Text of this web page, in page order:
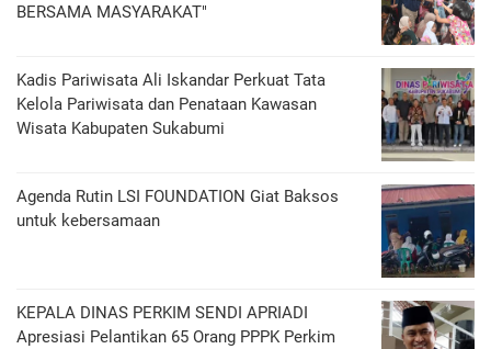
BERSAMA MASYARAKAT"
Kadis Pariwisata Ali Iskandar Perkuat Tata
Kelola Pariwisata dan Penataan Kawasan
Wisata Kabupaten Sukabumi
Agenda Rutin LSI FOUNDATION Giat Baksos
untuk kebersamaan
KEPALA DINAS PERKIM SENDI APRIADI
Apresiasi Pelantikan 65 Orang PPPK Perkim